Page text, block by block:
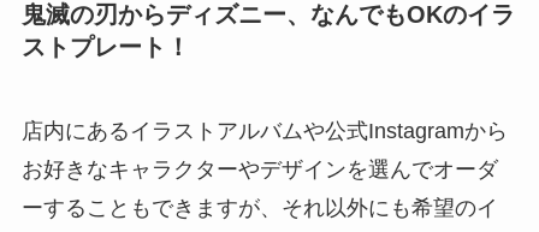
鬼滅の刃からディズニー、なんでもOKのイラ
ストプレート！
店内にあるイラストアルバムや公式Instagramから
お好きなキャラクターやデザインを選んでオーダ
ーすることもできますが、それ以外にも希望のイ